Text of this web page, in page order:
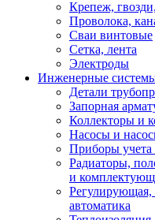
Крепеж,
Проволока,
Сваи винтовые
Сетка, лента
Электроды
Инженерные
Детали
Запорная
Коллекторы и
Насосы и
Приборы
Радиаторы,
и
Регулирующая,
автоматика